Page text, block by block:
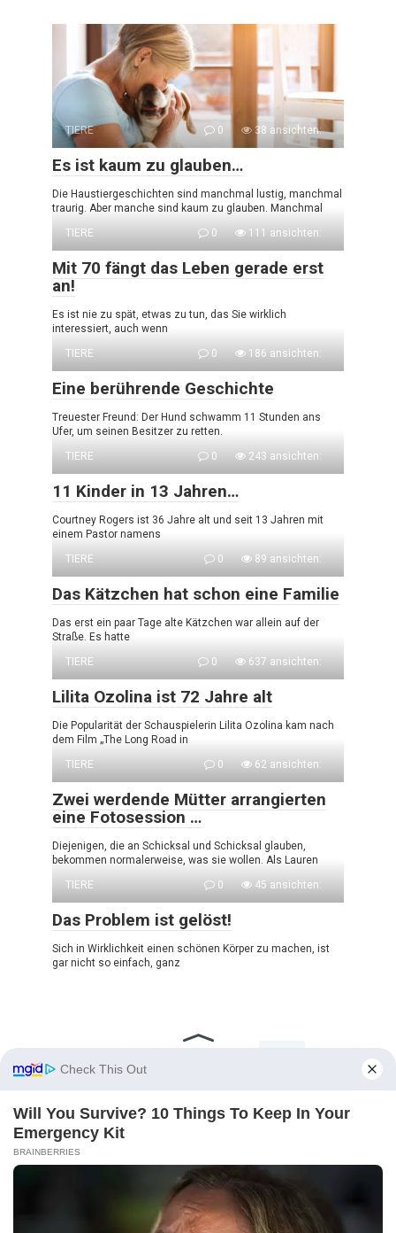
TIERE 0 38 ansichten:
Es ist kaum zu glauben…
Die Haustiergeschichten sind manchmal lustig, manchmal
traurig. Aber manche sind kaum zu glauben. Manchmal
TIERE
0 111 ansichten:
Mit 70 fängt das Leben gerade erst
an!
Es ist nie zu spät, etwas zu tun, das Sie wirklich
interessiert, auch wenn
TIERE
0 186 ansichten:
Eine berührende Geschichte
Treuester Freund: Der Hund schwamm 11 Stunden ans
Ufer, um seinen Besitzer zu retten.
TIERE
0 243 ansichten:
11 Kinder in 13 Jahren…
Courtney Rogers ist 36 Jahre alt und seit 13 Jahren mit
einem Pastor namens
TIERE
0 89 ansichten:
Das Kätzchen hat schon eine Familie
Das erst ein paar Tage alte Kätzchen war allein auf der
Straße. Es hatte
TIERE
0 637 ansichten:
Lilita Ozolina ist 72 Jahre alt
Die Popularität der Schauspielerin Lilita Ozolina kam nach
dem Film „The Long Road in
TIERE
0 62 ansichten:
Zwei werdende Mütter arrangierten
eine Fotosession …
Diejenigen, die an Schicksal und Schicksal glauben,
bekommen normalerweise, was sie wollen. Als Lauren
TIERE
0 45 ansichten:
Das Problem ist gelöst!
Sich in Wirklichkeit einen schönen Körper zu machen, ist
gar nicht so einfach, ganz
der